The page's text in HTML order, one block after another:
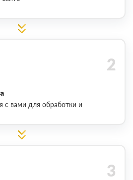
с вами для обработки и